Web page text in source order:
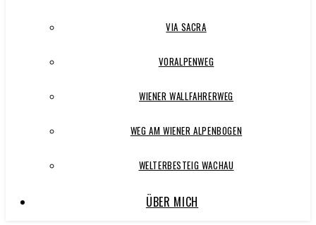
VIA SACRA
VORALPENWEG
WIENER WALLFAHRERWEG
WEG AM WIENER ALPENBOGEN
WELTERBESTEIG WACHAU
ÜBER MICH